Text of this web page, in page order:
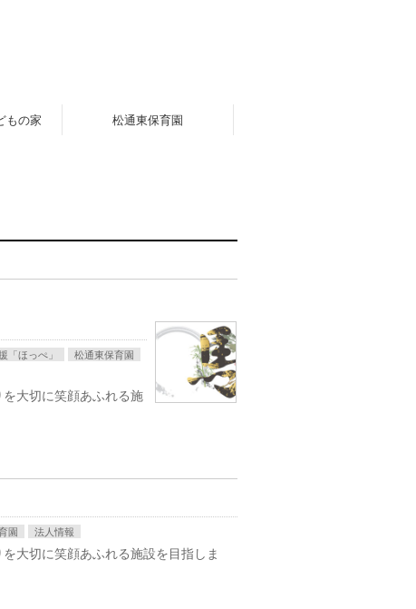
もの家 松通東保育園
「ほっぺ」
松通東保育園
大切に笑顔あふれる施
園 法人情報
大切に笑顔あふれる施設を目指しま